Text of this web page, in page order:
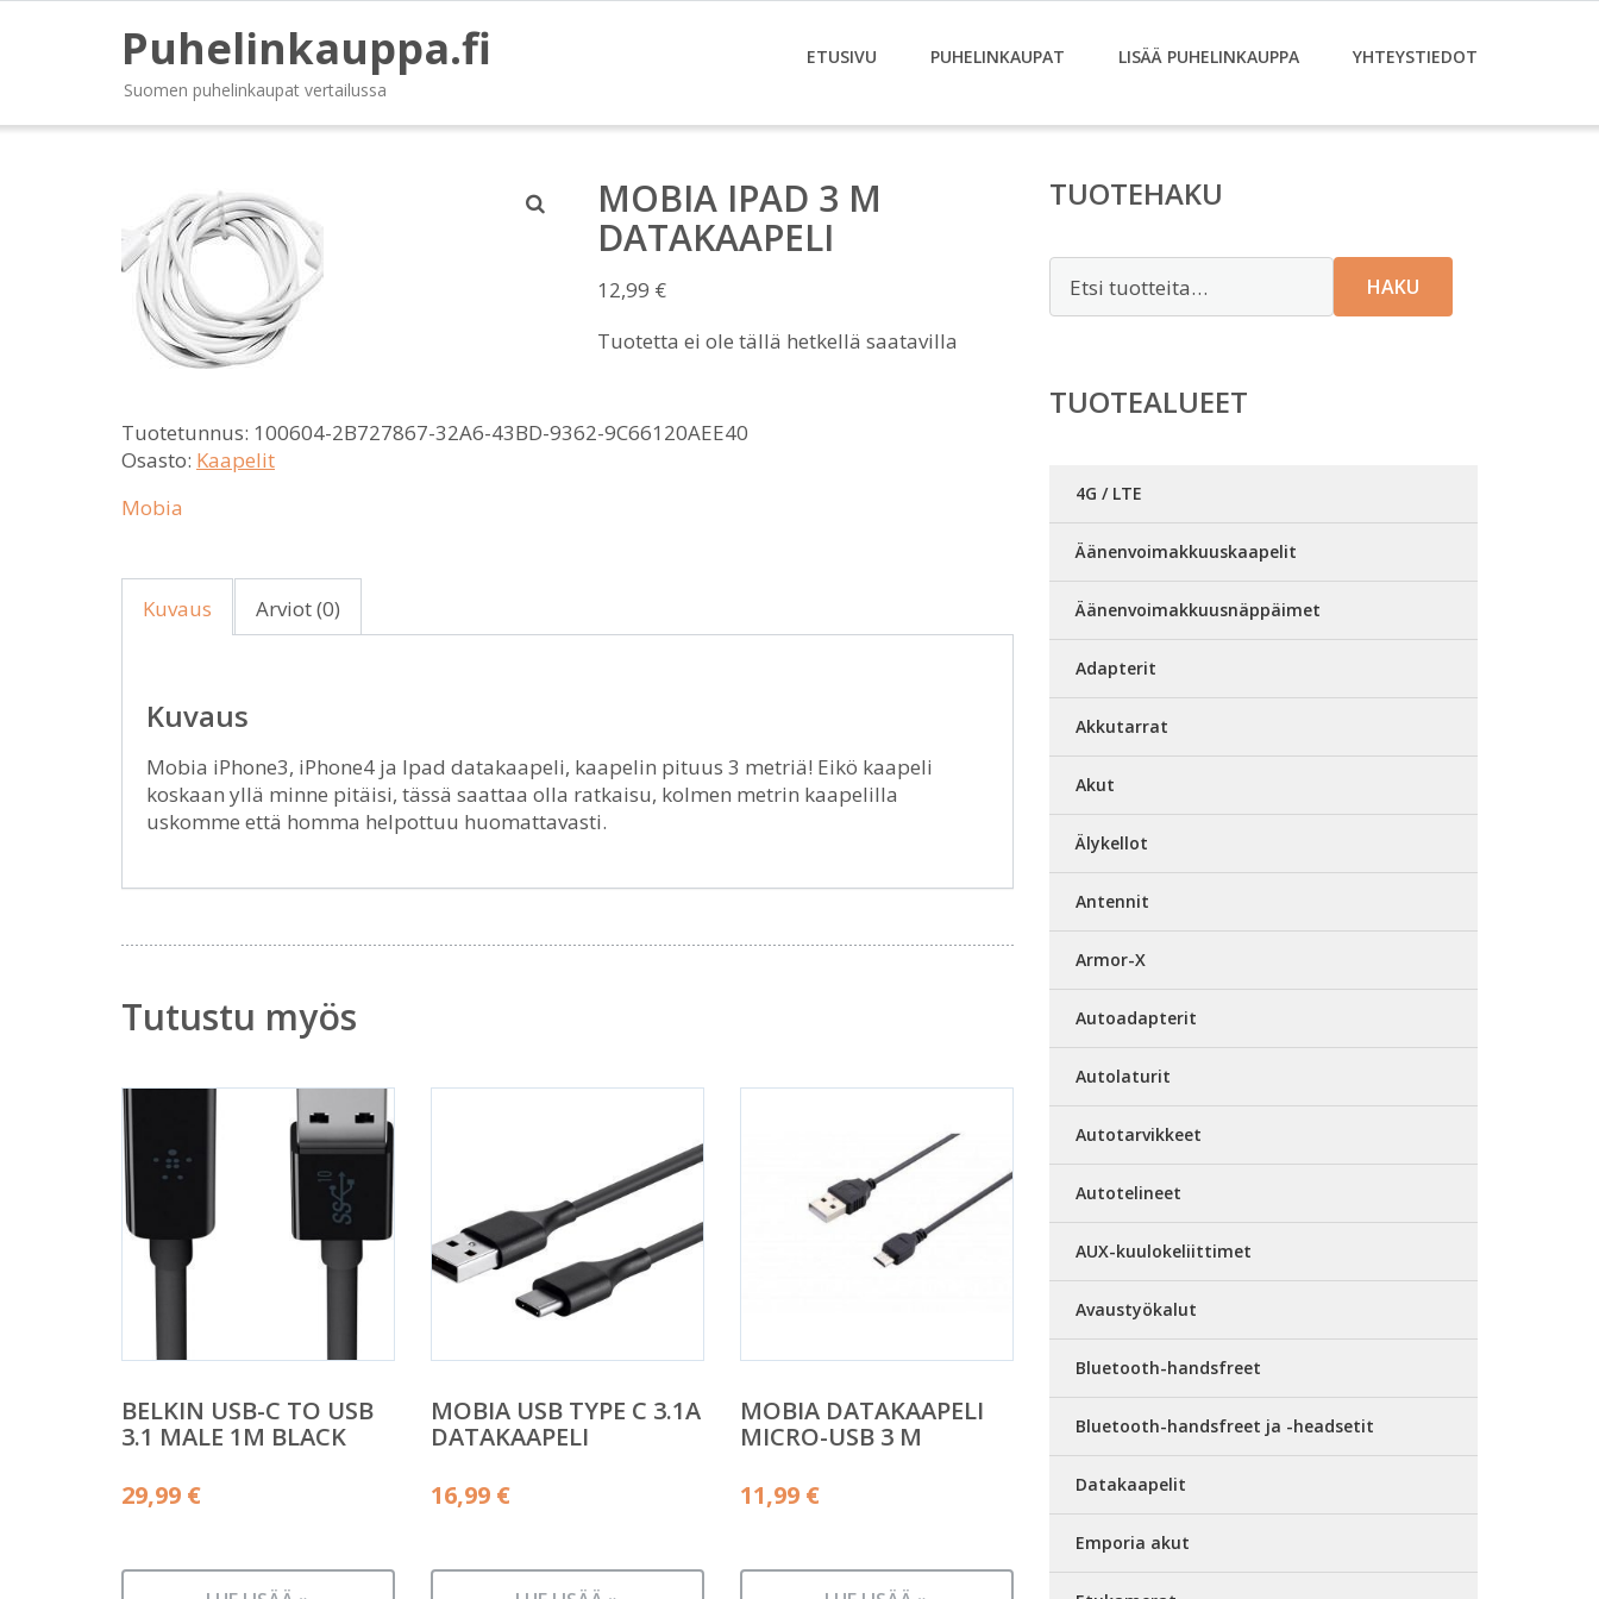
Puhelinkauppa.fi
Suomen puhelinkaupat vertailussa
ETUSIVU PUHELINKAUPAT LISÄÄ PUHELINKAUPPA YHTEYSTIEDOT
MOBIA IPAD 3 M
DATAKAAPELI
12,99 €
Tuotetta ei ole tällä hetkellä saatavilla
Tuotetunnus: 100604-2B727867-32A6-43BD-9362-9C66120AEE40
Osasto: Kaapelit
Mobia
Kuvaus Arviot (0)
Kuvaus
Mobia iPhone3, iPhone4 ja Ipad datakaapeli, kaapelin pituus 3 metriä! Eikö kaapeli
koskaan yllä minne pitäisi, tässä saattaa olla ratkaisu, kolmen metrin kaapelilla
uskomme että homma helpottuu huomattavasti.
Tutustu myös
BELKIN USB-C TO USB
3.1 MALE 1M BLACK
29,99 €
MOBIA USB TYPE C 3.1A
DATAKAAPELI
16,99 €
MOBIA DATAKAAPELI
MICRO-USB 3 M
11,99 €
TUOTEHAKU
HAKU
TUOTEALUEET
4G / LTE
Äänenvoimakkuuskaapelit
Äänenvoimakkuusnäppäimet
Adapterit
Akkutarrat
Akut
Älykellot
Antennit
Armor-X
Autoadapterit
Autolaturit
Autotarvikkeet
Autotelineet
AUX-kuulokeliittimet
Avaustyökalut
Bluetooth-handsfreet
Bluetooth-handsfreet ja -headsetit
Datakaapelit
Emporia akut